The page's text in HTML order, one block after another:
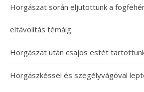
Horgászat során eljutottunk a
eltávolítás témáig
Horgászat után csajos estét
Horgászkéssel és szegélyvágóval